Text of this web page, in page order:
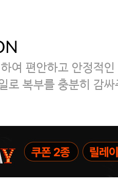
할인 쿠폰(8.1~31)
할인 쿠폰(8.1~31)
여 편안하고 안정적
로 복부를 충분히 감